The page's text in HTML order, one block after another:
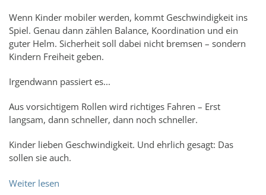
Wenn Kinder mobiler werden, kommt Geschwindigkeit ins
Spiel. Genau dann zählen Balance, Koordination und ein
guter Helm. Sicherheit soll dabei nicht bremsen – sondern
Kindern Freiheit geben.
Irgendwann passiert es...
Aus vorsichtigem Rollen wird richtiges Fahren – Erst
langsam, dann schneller, dann noch schneller.
Kinder lieben Geschwindigkeit. Und ehrlich gesagt: Das
sollen sie auch.
Weiter lesen